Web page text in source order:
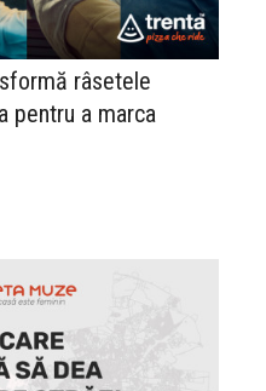
râsetele
pentru a marca